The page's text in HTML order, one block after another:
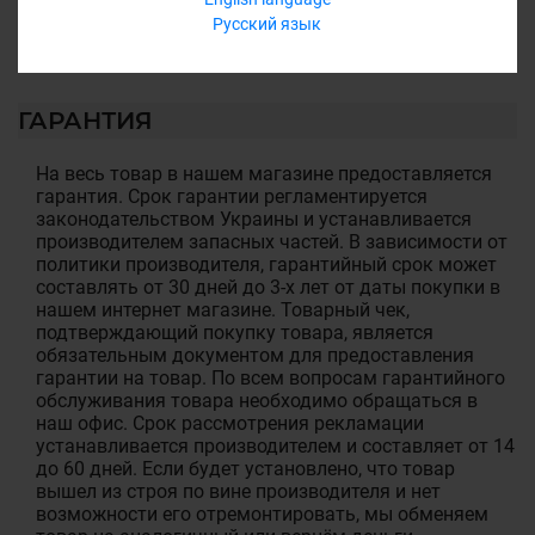
Русский язык
Обмен/возврат товара на протяжении 14 дней
ГАРАНТИЯ
На весь товар в нашем магазине предоставляется
гарантия. Срок гарантии регламентируется
законодательством Украины и устанавливается
производителем запасных частей. В зависимости от
политики производителя, гарантийный срок может
составлять от 30 дней до 3-х лет от даты покупки в
нашем интернет магазине. Товарный чек,
подтверждающий покупку товара, является
обязательным документом для предоставления
гарантии на товар. По всем вопросам гарантийного
обслуживания товара необходимо обращаться в
наш офис. Срок рассмотрения рекламации
устанавливается производителем и составляет от 14
до 60 дней. Если будет установлено, что товар
вышел из строя по вине производителя и нет
возможности его отремонтировать, мы обменяем